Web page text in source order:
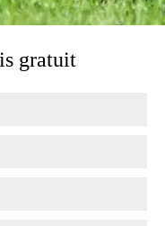
gratuit